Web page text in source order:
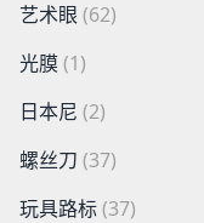
艺术眼 (62)
光膜(1)
日本尼 (2)
螺丝刀 (37)
玩具路标(37)